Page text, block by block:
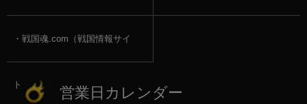
戦国魂.com（戦国情報サイ
ト） 営業日カレンダー